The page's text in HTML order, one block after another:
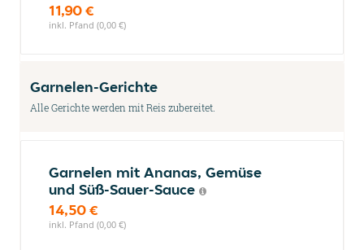
11,90 €
inkl. Pfand (0,00 €)
Garnelen-Gerichte
Alle Gerichte werden mit Reis zubereitet.
Garnelen mit Ananas, Gemüse
und Süß-Sauer-Sauce
14,50 €
inkl. Pfand (0,00 €)